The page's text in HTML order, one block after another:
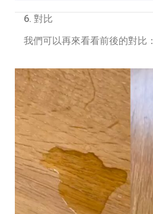
6. 對比
我們可以再來看看前後的對比：